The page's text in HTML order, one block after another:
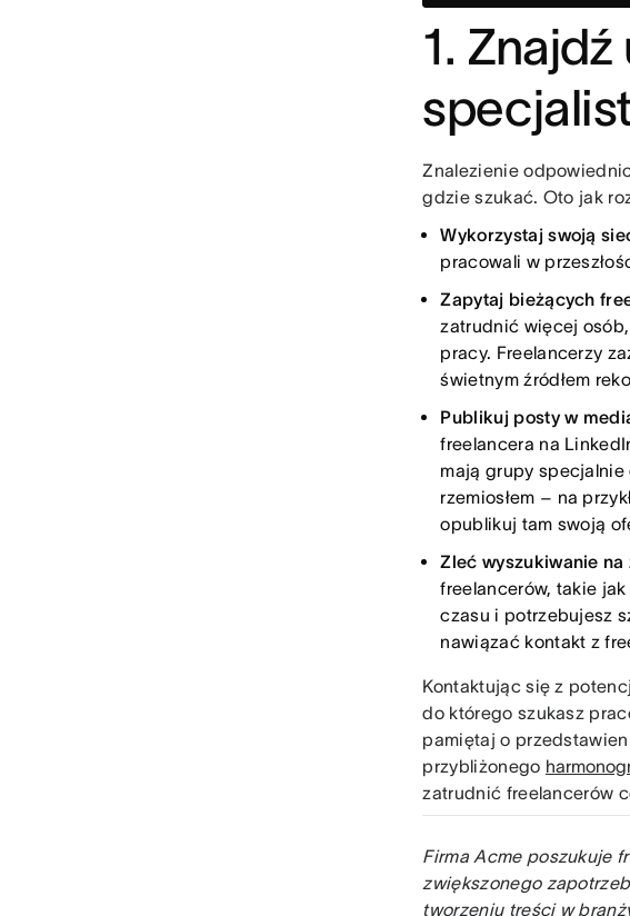
1.
Znalezienie
gdzie szukać. Oto jak
Wykorzystaj swoją
pracowali w
Zapytaj bieżących
zatrudnić więcej
pracy. Freelancerzy
świetnym źródłem
Publikuj posty w
freelancera na
mają grupy specjalnie
rzemiosłem – na
opublikuj tam swoją
Zleć wyszukiwanie na
freelancerów, takie jak
czasu i potrzebujesz
nawiązać kontakt z
Kontaktując się z
do którego szukasz
pamiętaj o
przybliżonego
zatrudnić freelancerów
Firma Acme poszukuje
zwiększonego
tworzeniu treści w